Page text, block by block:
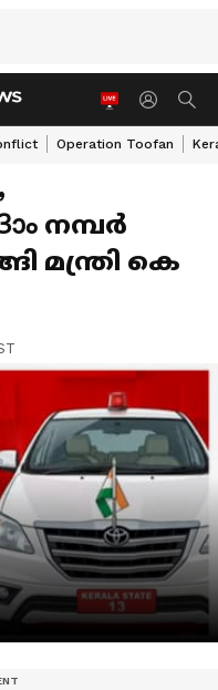
Operation Toofan
നമ്പർ
മന്ത്രി കെ